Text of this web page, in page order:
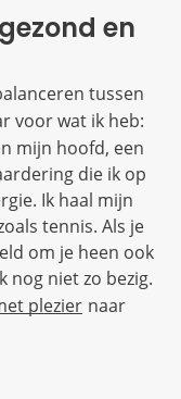
en
tussen
voor wat ik heb:
mijn hoofd, een
die ik op
Ik haal mijn
tennis. Als je
om je heen ook
nog niet zo bezig.
plezier naar